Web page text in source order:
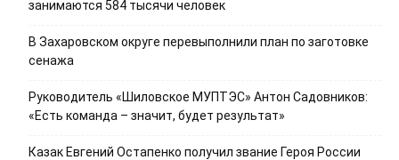
занимаются 584 тысячи человек
В Захаровском округе перевыполнили план по заготовке
сенажа
Руководитель «Шиловское МУПТЭС» Антон Садовников:
«Есть команда – значит, будет результат»
Казак Евгений Остапенко получил звание Героя России